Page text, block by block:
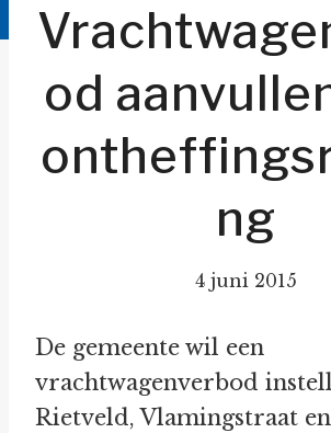
od
ng
4 juni 2015
De gemeente wil een
vrachtwagenverbod
Rietveld, Vlamingstraat en